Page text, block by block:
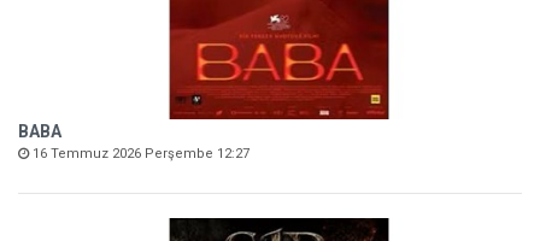
BABA
16 Temmuz 2026 Perşembe 12:27